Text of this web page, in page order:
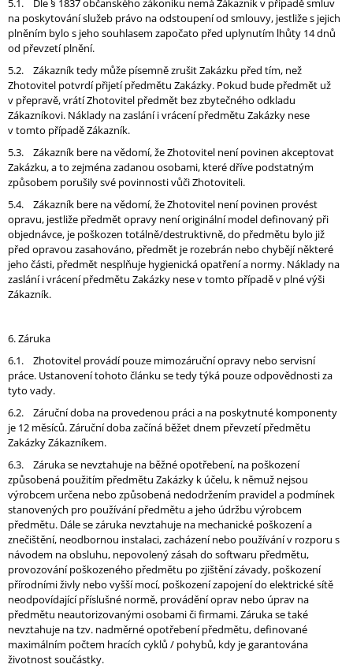
5.1. Dle § 1837 občanského zákoníku nemá Zákazník v případě smluv
na poskytování služeb právo na odstoupení od smlouvy, jestliže s jejich
plněním bylo s jeho souhlasem započato před uplynutím lhůty 14 dnů
od převzetí plnění.
5.2. Zákazník tedy může písemně zrušit Zakázku před tím, než
Zhotovitel potvrdí přijetí předmětu Zakázky. Pokud bude předmět už
v přepravě, vrátí Zhotovitel předmět bez zbytečného odkladu
Zákazníkovi. Náklady na zaslání i vrácení předmětu Zakázky nese
v tomto případě Zákazník.
5.3. Zákazník bere na vědomí, že Zhotovitel není povinen akceptovat
Zakázku, a to zejména zadanou osobami, které dříve podstatným
způsobem porušily své povinnosti vůči Zhotoviteli.
5.4. Zákazník bere na vědomí, že Zhotovitel není povinen provést
opravu, jestliže předmět opravy není originální model definovaný při
objednávce, je poškozen totálně/destruktivně, do předmětu bylo již
před opravou zasahováno, předmět je rozebrán nebo chybějí některé
jeho části, předmět nesplňuje hygienická opatření a normy. Náklady na
zaslání i vrácení předmětu Zakázky nese v tomto případě v plné výši
Zákazník.
6. Záruka
6.1. Zhotovitel provádí pouze mimozáruční opravy nebo servisní
práce. Ustanovení tohoto článku se tedy týká pouze odpovědnosti za
tyto vady.
6.2. Záruční doba na provedenou práci a na poskytnuté komponenty
je 12 měsíců. Záruční doba začíná běžet dnem převzetí předmětu
Zakázky Zákazníkem.
6.3. Záruka se nevztahuje na běžné opotřebení, na poškození
způsobená použitím předmětu Zakázky k účelu, k němuž nejsou
výrobcem určena nebo způsobená nedodržením pravidel a podmínek
stanovených pro používání předmětu a jeho údržbu výrobcem
předmětu. Dále se záruka nevztahuje na mechanické poškození a
znečištění, neodbornou instalaci, zacházení nebo používání v rozporu s
návodem na obsluhu, nepovolený zásah do softwaru předmětu,
provozování poškozeného předmětu po zjištění závady, poškození
přírodními živly nebo vyšší mocí, poškození zapojení do elektrické sítě
neodpovídající příslušné normě, provádění oprav nebo úprav na
předmětu neautorizovanými osobami či firmami. Záruka se také
nevztahuje na tzv. nadměrné opotřebení předmětu, definované
maximálním počtem hracích cyklů / pohybů, kdy je garantována
životnost součástky.